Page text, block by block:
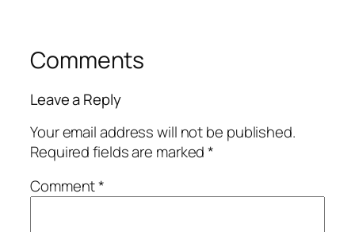
Comments
Leave a Reply
Your email address will not be published.
Required fields are marked*
Comment*